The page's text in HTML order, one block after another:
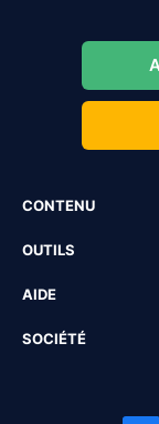
CONTENU
OUTILS
AIDE
SOCIÉTÉ